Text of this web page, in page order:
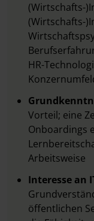
(Wirtschafts-
(Wirtschafts-
HR-
Vorteil; eine
Onboardings
Arbeitsweise
Interesse an
öffentlichen